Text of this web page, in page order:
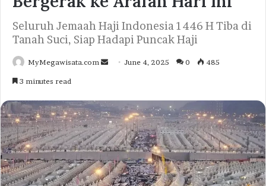
Seluruh Jemaah Haji Indonesia 1446 H Tiba di
Tanah Suci, Siap Hadapi Puncak Haji
MyMegawisata.com
SendJune 4, 2025 0 485
3 minutes read